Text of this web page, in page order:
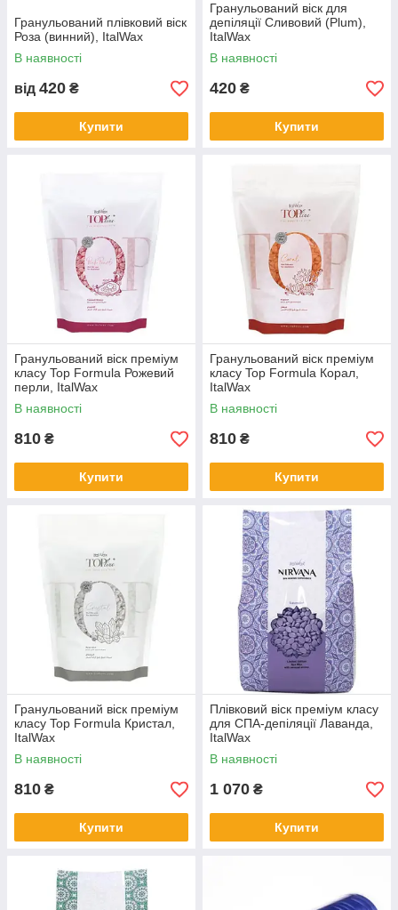
Гранульований плівковий віск
Роза (винний), ItalWax
В наявності
від 420 ₴
Купити
Гранульований віск для
депіляції Сливовий (Plum),
ItalWax
В наявності
420 ₴
Купити
Гранульований віск преміум
класу Top Formula Рожевий
перли, ItalWax
В наявності
810 ₴
Купити
Гранульований віск преміум
класу Top Formula Корал,
ItalWax
В наявності
810 ₴
Купити
Гранульований віск преміум
класу Top Formula Кристал,
ItalWax
В наявності
810 ₴
Купити
Плівковий віск преміум класу
для СПА-депіляції Лаванда,
ItalWax
В наявності
1 070 ₴
Купити